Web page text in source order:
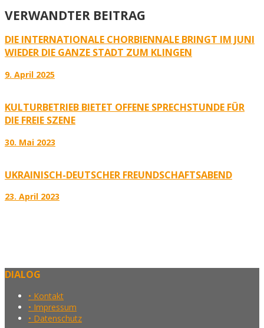
VERWANDTER BEITRAG
DIE INTERNATIONALE CHORBIENNALE BRINGT IM JUNI
WIEDER DIE GANZE STADT ZUM KLINGEN
9. April 2025
KULTURBETRIEB BIETET OFFENE SPRECHSTUNDE FÜR
DIE FREIE SZENE
30. Mai 2023
UKRAINISCH-DEUTSCHER FREUNDSCHAFTSABEND
23. April 2023
DIALOG
• Kontakt
• Impressum
• Datenschutz